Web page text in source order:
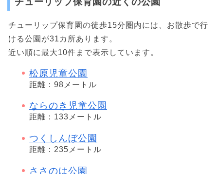
チューリップ保育園の徒歩15分圏内には、お散歩で行
ける公園が31カ所あります。
近い順に最大10件まで表示しています。
松原児童公園
距離：98メートル
ならのき児童公園
距離：133メートル
つくしんぼ公園
距離：235メートル
ささのは公園